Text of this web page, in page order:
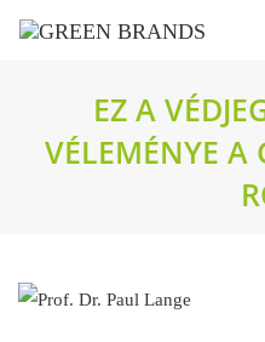
EZ A
VÉLEMÉNYE A